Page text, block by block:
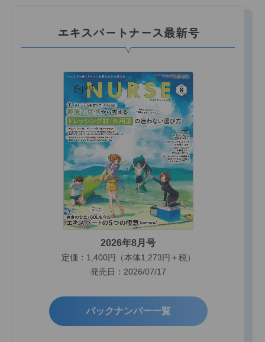
エキスパートナース最新号
2026年8月号
定価：1,400円（本体1,273円＋税）
発売日：2026/07/17
バックナンバー一覧